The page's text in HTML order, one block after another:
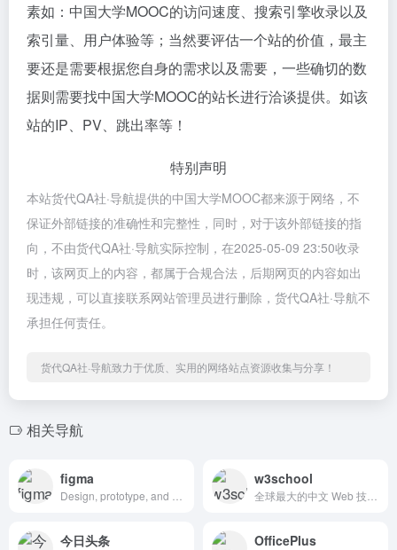
素如：中国大学MOOC的访问速度、搜索引擎收录以及
索引量、用户体验等；当然要评估一个站的价值，最主
要还是需要根据您自身的需求以及需要，一些确切的数
据则需要找中国大学MOOC的站长进行洽谈提供。如该
站的IP、PV、跳出率等！
特别声明
本站货代QA社·导航提供的中国大学MOOC都来源于网络，不
保证外部链接的准确性和完整性，同时，对于该外部链接的指
向，不由货代QA社·导航实际控制，在2025-05-09 23:50收录
时，该网页上的内容，都属于合规合法，后期网页的内容如出
现违规，可以直接联系网站管理员进行删除，货代QA社·导航不
承担任何责任。
货代QA社·导航致力于优质、实用的网络站点资源收集与分享！
相关导航
figma w3school
今日头条 OfficePlus